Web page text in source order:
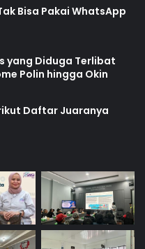
Bisa Pakai WhatsApp
yang Diduga Terlibat
Polin hingga Okin
Daftar Juaranya